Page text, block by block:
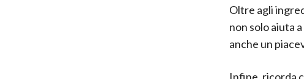
Oltre agli
non solo aiuta
anche un